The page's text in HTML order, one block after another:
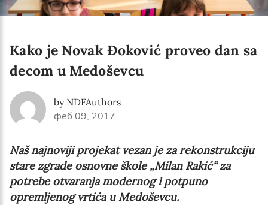
Kako je Novak Đoković proveo dan sa
decom u Medoševcu
by NDFAuthors
феб 09, 2017
Naš najnoviji projekat vezan je za rekonstrukciju
stare zgrade osnovne škole „Milan Rakić“ za
potrebe otvaranja modernog i potpuno
opremljenog vrtića u Medoševcu.
The Early Years Blog
SUBSCRIBE